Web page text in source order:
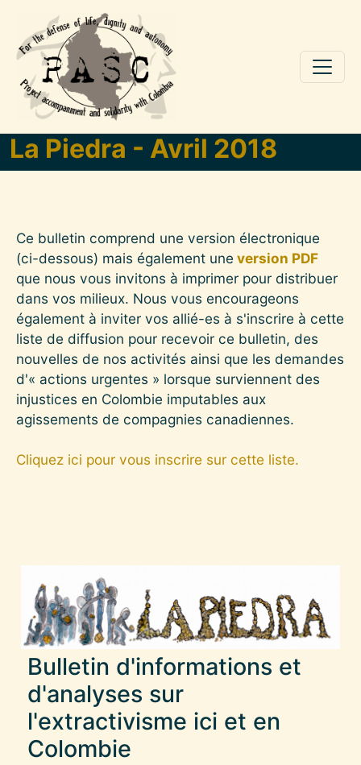
Skip to main content
La Piedra - Avril 2018
Ce bulletin comprend une version électronique
(ci-dessous) mais également une version PDF
que nous vous invitons à imprimer pour distribuer
dans vos milieux. Nous vous encourageons
également à inviter vos allié-es à s'inscrire à cette
liste de diffusion pour recevoir ce bulletin, des
nouvelles de nos activités ainsi que les demandes
d'« actions urgentes » lorsque surviennent des
injustices en Colombie imputables aux
agissements de compagnies canadiennes.
Cliquez ici pour vous inscrire sur cette liste.
Bulletin d'informations et
d'analyses sur
l'extractivisme ici et en
Colombie